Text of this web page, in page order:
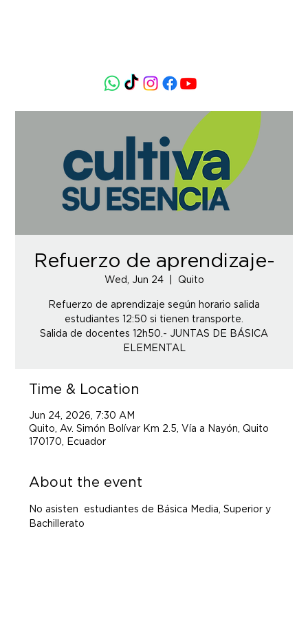
Refuerzo de aprendizaje-
Wed, Jun 24
  |
Quito
Refuerzo de aprendizaje según horario salida
estudiantes 12:50 si tienen transporte.
Salida de docentes 12h50.- JUNTAS DE BÁSICA
ELEMENTAL
Time & Location
Jun 24, 2026, 7:30 AM
Quito, Av. Simón Bolívar Km 2.5, Vía a Nayón, Quito
170170, Ecuador
About the event
No asisten  estudiantes de Básica Media, Superior y
Bachillerato